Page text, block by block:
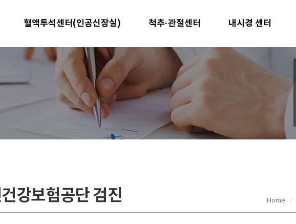
혈액투석센터(인공신장실) 척추·관절센터 내시경 센터
강보험공단 검진 Home